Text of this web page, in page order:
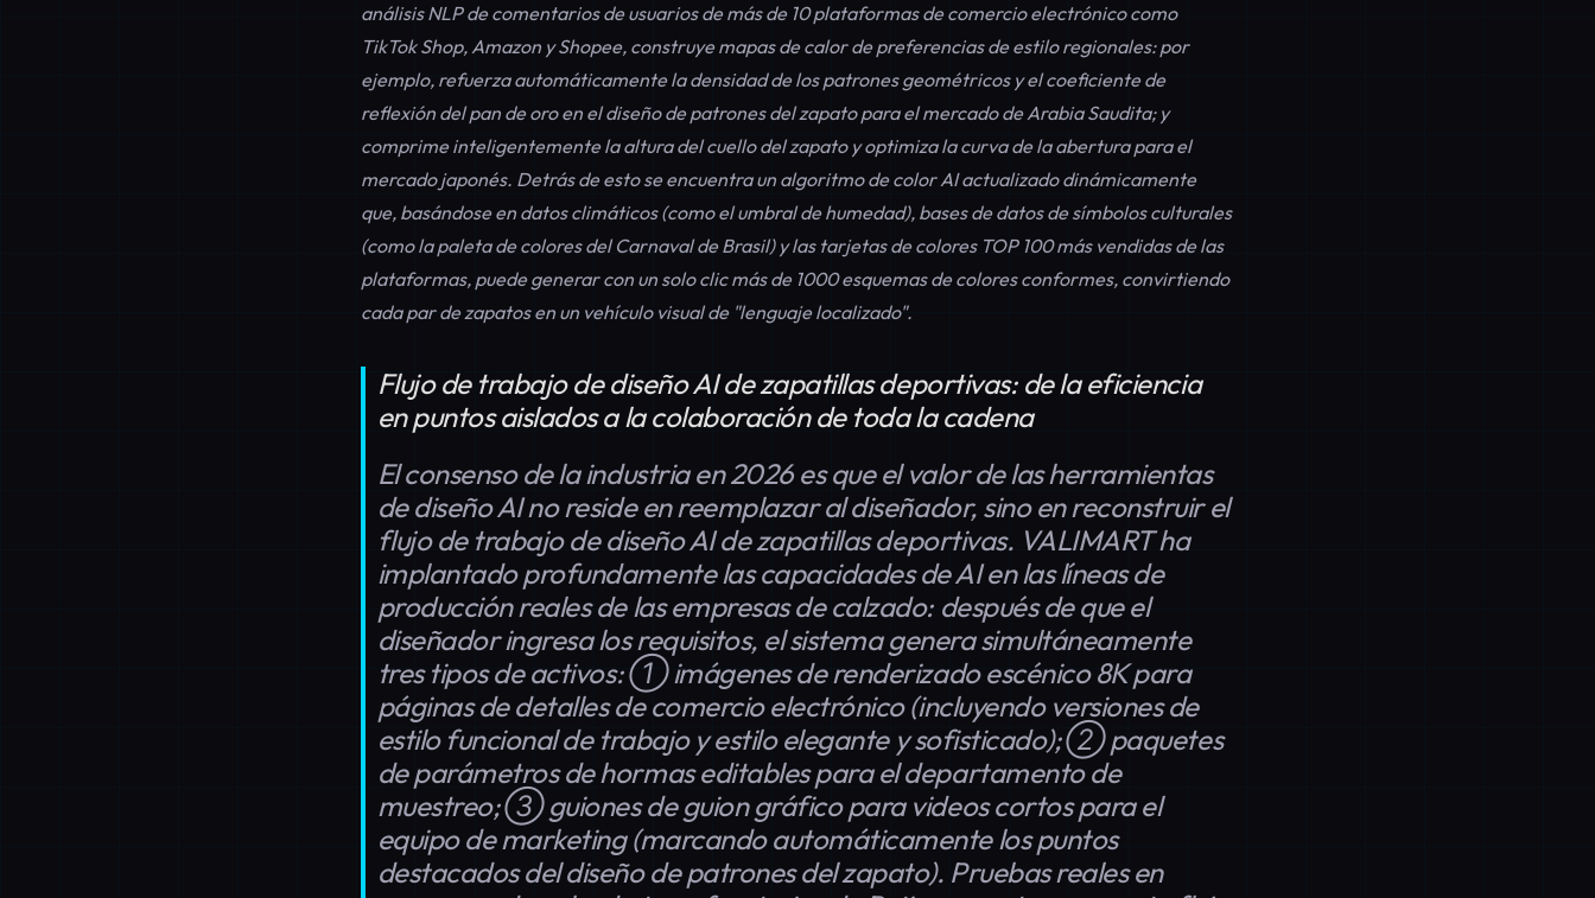
análisis NLP de comentarios de usuarios de más de 10 plataformas de comercio electrónico como
TikTok Shop, Amazon y Shopee, construye mapas de calor de preferencias de estilo regionales: por
ejemplo, refuerza automáticamente la densidad de los patrones geométricos y el coeficiente de
reflexión del pan de oro en el diseño de patrones del zapato para el mercado de Arabia Saudita; y
comprime inteligentemente la altura del cuello del zapato y optimiza la curva de la abertura para el
mercado japonés. Detrás de esto se encuentra un algoritmo de color AI actualizado dinámicamente
que, basándose en datos climáticos (como el umbral de humedad), bases de datos de símbolos culturales
(como la paleta de colores del Carnaval de Brasil) y las tarjetas de colores TOP 100 más vendidas de las
plataformas, puede generar con un solo clic más de 1000 esquemas de colores conformes, convirtiendo
cada par de zapatos en un vehículo visual de "lenguaje localizado".
Flujo de trabajo de diseño AI de zapatillas deportivas: de la eficiencia
en puntos aislados a la colaboración de toda la cadena
El consenso de la industria en 2026 es que el valor de las herramientas
de diseño AI no reside en reemplazar al diseñador, sino en reconstruir el
flujo de trabajo de diseño AI de zapatillas deportivas. VALIMART ha
implantado profundamente las capacidades de AI en las líneas de
producción reales de las empresas de calzado: después de que el
diseñador ingresa los requisitos, el sistema genera simultáneamente
tres tipos de activos: ① imágenes de renderizado escénico 8K para
páginas de detalles de comercio electrónico (incluyendo versiones de
estilo funcional de trabajo y estilo elegante y sofisticado); ② paquetes
de parámetros de hormas editables para el departamento de
muestreo; ③ guiones de guion gráfico para videos cortos para el
equipo de marketing (marcando automáticamente los puntos
destacados del diseño de patrones del zapato). Pruebas reales en